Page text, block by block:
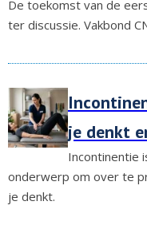
De toekomst van de
ter discussie. Vakbond
je denkt
Incontinentie
onderwerp om over te
je denkt.